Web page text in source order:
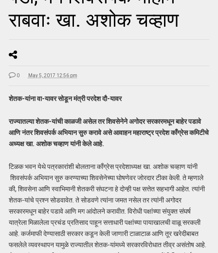
राबवाः खा. अशोक चव्हाण
0 May 5, 2017 12:56 pm
शेतक-यांना वा-यावर सोडून मंत्री परदेश दौ-यावर
राज्यातल्या शेतक-यांची काळजी असेल तर शिवसेनेने अगोदर सरकारमधून बाहेर पडावे
आणि नंतर शिवसंपर्क अभियान सुरु करावे असे आवाहन महाराष्ट्र प्रदेश काँग्रेस कमिटीचे
अध्यक्ष खा. अशोक चव्हाण यांनी केले आहे.
टिळक भवन येथे पत्रकारांशी बोलताना काँग्रेस प्रदेशाध्यक्ष खा. अशोक चव्हाण यांनी
शिवसंपर्क अभियान सुरु करण्याच्या शिवसेनेच्या घोषणेवर जोरदार टीका केली. ते म्हणाले
की, शिवसेना आणि स्वाभिमानी शेतकरी संघटना हे दोन्ही पक्ष सत्तेत सहभागी आहेत. त्यांनी
शेतक-यांचे प्रश्न सोडवावेत. ते सोडवणे त्यांना जमत नसेल तर त्यांनी अगोदर
सरकारमधून बाहेर पडावे आणि मग आंदोलने करावीत. विरोधी पक्षांच्या संयुक्त संघर्ष
यात्रेला मिळालेला प्रचंड प्रतिसाद पाहून सत्ताधारी पक्षांच्या पायाखालची वाळू सरकली
आहे. कर्जमाफी देण्यासाठी सरकार कडून केली जाणारी टाळाटाळ आणि तूर खरेदीबाबत
फसलेले व्यवस्थापन यामुळे राज्यातील शेतक-यांमध्ये सरकारविरोधात तीव्र असंतोष आहे.